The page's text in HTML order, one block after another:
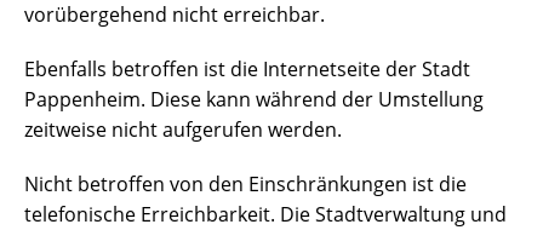
vorübergehend nicht erreichbar.
Ebenfalls betroffen ist die Internetseite der Stadt
Pappenheim. Diese kann während der Umstellung
zeitweise nicht aufgerufen werden.
Nicht betroffen von den Einschränkungen ist die
telefonische Erreichbarkeit. Die Stadtverwaltung und